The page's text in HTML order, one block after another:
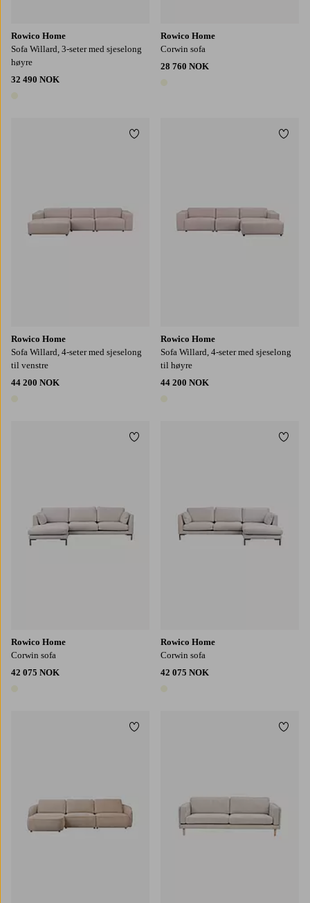
Rowico Home
Sofa Willard, 3-seter med sjeselong
høyre
32 490 NOK
Rowico Home
Corwin sofa
28 760 NOK
Rowico Home
Sofa Willard, 4-seter med sjeselong
til venstre
44 200 NOK
Legg til favoritter
Rowico Home
Sofa Willard, 4-seter med sjeselong
til høyre
44 200 NOK
Rowico Home
Corwin sofa
42 075 NOK
Legg til favoritter
Rowico Home
Corwin sofa
42 075 NOK
Legg til favoritter